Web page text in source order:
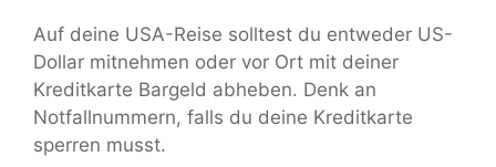
Auf deine USA-Reise solltest du entweder US-
Dollar mitnehmen oder vor Ort mit deiner
Kreditkarte Bargeld abheben. Denk an
Notfallnummern, falls du deine Kreditkarte
sperren musst.